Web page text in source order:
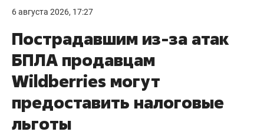
6 августа 2026, 17:27
Пострадавшим из-за атак
БПЛА продавцам
Wildberries могут
предоставить налоговые
льготы